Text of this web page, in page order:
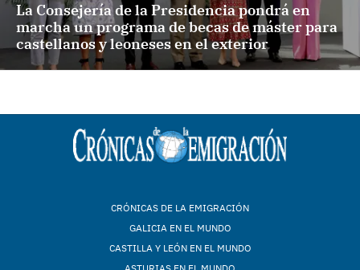
La Consejería de la Presidencia pondrá en
marcha un programa de becas de máster para
castellanos y leoneses en el exterior
CRÓNICAS DE LA EMIGRACIÓN
GALICIA EN EL MUNDO
CASTILLA Y LEÓN EN EL MUNDO